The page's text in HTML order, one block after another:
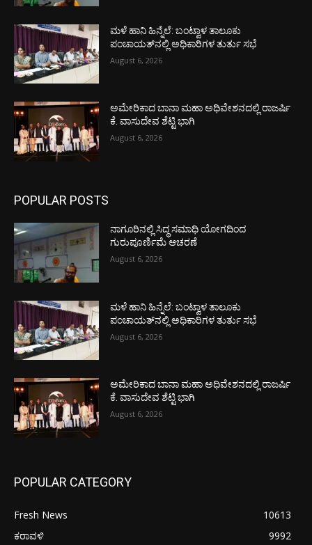
ಮಳೆ ಹಾನಿ ಹಿನ್ನೆಲೆ: ಬಂಟ್ವಾಳ ತಾಲೂಕು
ಪಂಚಾಯತ್‌ನಲ್ಲಿ ಅಧಿಕಾರಿಗಳ ತುರ್ತು ಸಭೆ
August 6, 2026
ಅಮೇರಿಕಾದ ಬಾನಾ ಮಹಾ ಅಧಿವೇಶನದಲ್ಲಿ ರಾಜರ್ಷಿ
ಕೆ. ವಾಸುದೇವ ಶೆಟ್ಟಿ ಭಾಗಿ
August 6, 2026
POPULAR POSTS
ನಾಗೂರಿನಲ್ಲಿ ಸಿದ್ಧ ಸಮಾಧಿ ಯೋಗದಿಂದ
ಗುರುಪೂರ್ಣಿಮೆ ಆಚರಣೆ
August 6, 2026
ಮಳೆ ಹಾನಿ ಹಿನ್ನೆಲೆ: ಬಂಟ್ವಾಳ ತಾಲೂಕು
ಪಂಚಾಯತ್‌ನಲ್ಲಿ ಅಧಿಕಾರಿಗಳ ತುರ್ತು ಸಭೆ
August 6, 2026
ಅಮೇರಿಕಾದ ಬಾನಾ ಮಹಾ ಅಧಿವೇಶನದಲ್ಲಿ ರಾಜರ್ಷಿ
ಕೆ. ವಾಸುದೇವ ಶೆಟ್ಟಿ ಭಾಗಿ
August 6, 2026
POPULAR CATEGORY
Fresh News
10613
ಕರಾವಳಿ
9992